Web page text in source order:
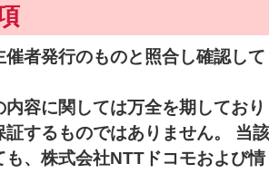
者発行のものと照合し確認して
容に関しては万全を期しており
するものではありません。 当該
、株式会社NTTドコモおよび情